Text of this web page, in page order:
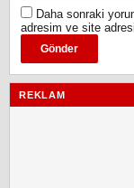
Daha sonraki
adresim ve site
REKLAM